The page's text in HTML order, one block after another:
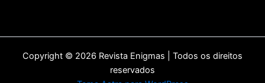
Copyright © 2026 Revista Enigmas | Todos os direitos
reservados